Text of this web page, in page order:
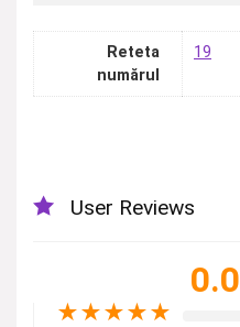
Reteta
numărul
19
User Reviews
0.0
★★★★★